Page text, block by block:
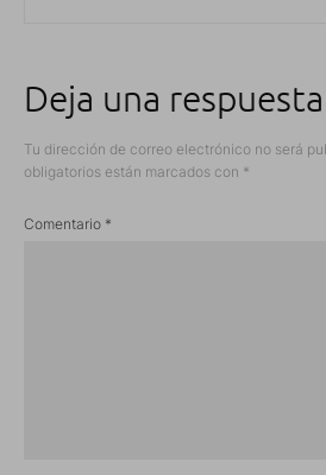
Deja una respuesta
Tu dirección de correo electrónico no será
obligatorios están marcados con *
Comentario *